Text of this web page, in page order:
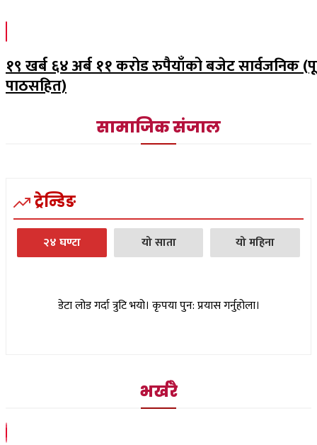
१९ खर्ब ६४ अर्ब ११ करोड रुपैयाँको बजेट सार्वजनिक
पाठसहित)
सामाजिक संजाल
ट्रेन्डिङ
२४ घण्टा यो साता यो महिना
डेटा लोड गर्दा त्रुटि भयो। कृपया पुन: प्रयास गर्नुहोला।
भर्खरै